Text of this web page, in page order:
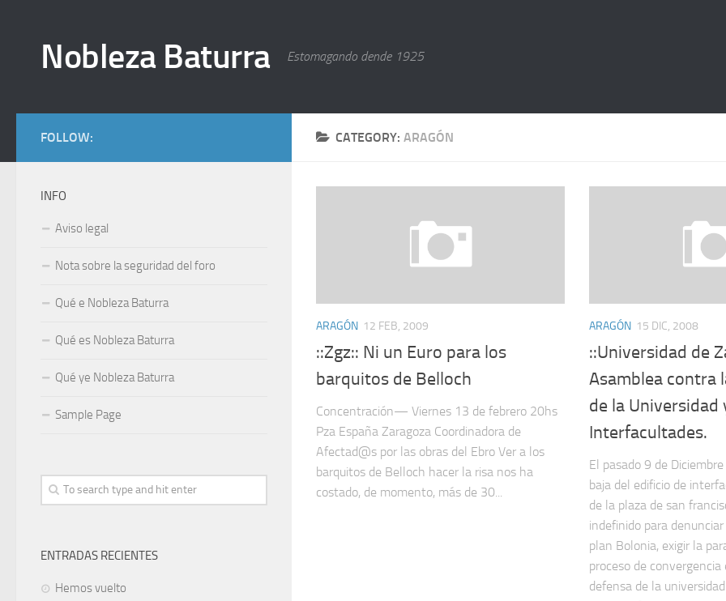
Nobleza Baturra Estomagando dende 1925
CATEGORY: ARAGÓN
ARAGÓN 12 FEB, 2009
::Zgz:: Ni un Euro para los
barquitos de Belloch
Concentración— Viernes 13 de febrero 20hs
Pza España Zaragoza Coordinadora de
Afectad@s por las obras del Ebro Ver a los
barquitos de Belloch hacer la risa nos ha
costado, de momento, más de 30...
ARAGÓN 15 DIC, 2008
::Universidad de
Asamblea contra
de la Universidad
Interfacultades.
El pasado 9 de
baja del edificio de
de la plaza de san
indefinido para
plan Bolonia, exigir la
proceso de convergencia
defensa de la
FOLLOW:
INFO
Aviso legal
Nota sobre la seguridad del foro
Qué e Nobleza Baturra
Qué es Nobleza Baturra
Qué ye Nobleza Baturra
Sample Page
ENTRADAS RECIENTES
Hemos vuelto